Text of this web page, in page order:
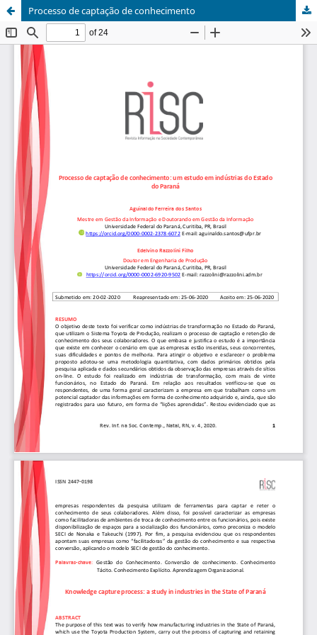
Processo de captação de conhecimento